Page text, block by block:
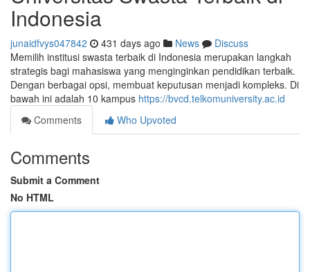
Indonesia
junaidfvys047842 431 days ago News
Discuss
Memilih institusi swasta terbaik di Indonesia merupakan langkah
strategis bagi mahasiswa yang menginginkan pendidikan terbaik.
Dengan berbagai opsi, membuat keputusan menjadi kompleks. Di
bawah ini adalah 10 kampus https://bvcd.telkomuniversity.ac.id
Comments
Who Upvoted
Comments
Submit a Comment
No HTML